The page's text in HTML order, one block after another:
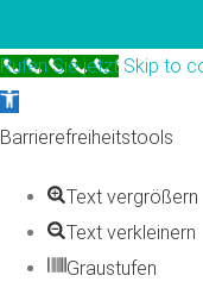
Rufen Sie jetzt Skip to
Open
toolbar
Barrierefreiheitstools
Text vergrößern
Text verkleinern
Graustufen